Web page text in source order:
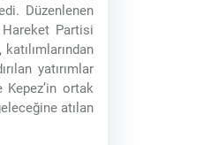
Düzenlenen
Partisi
yatırımlar
ortak
atılan